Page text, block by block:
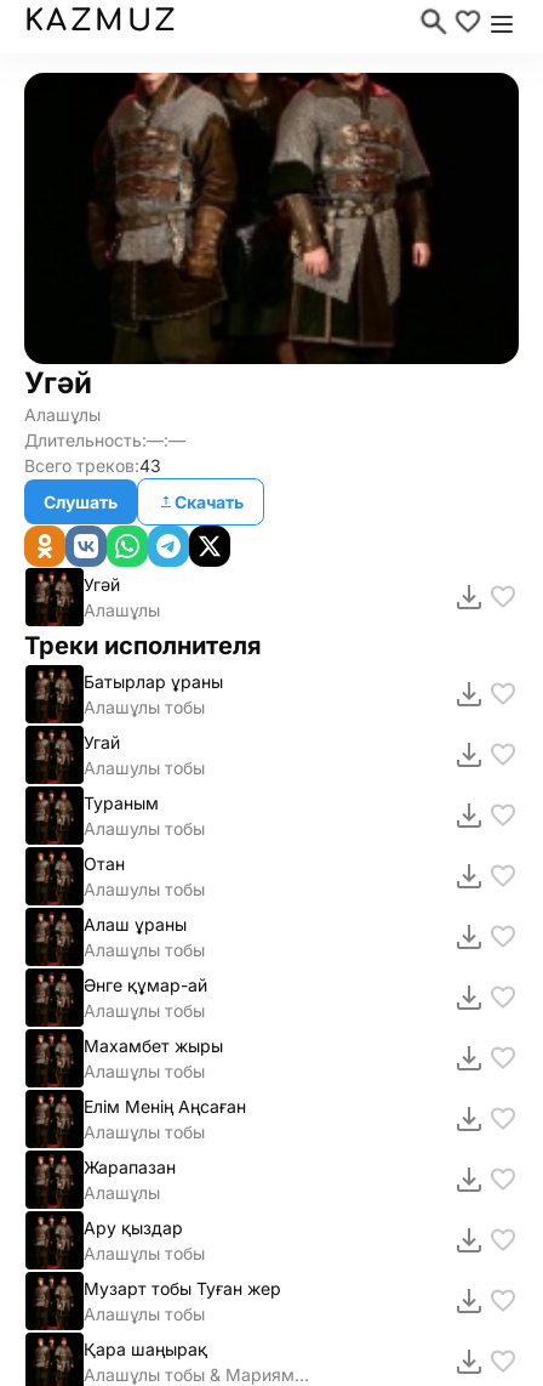
KAZMUZ
Угәй
Алашұлы
Длительность:—:—
Всего треков:43
Слушать
Скачать
Угәй
Алашұлы
Треки исполнителя
Батырлар ұраны
Алашұлы тобы
Угай
Алашулы тобы
Тураным
Алашулы тобы
Отан
Алашулы тобы
Алаш ұраны
Алашұлы тобы
Әнге құмар-ай
Алашұлы тобы
Махамбет жыры
Алашұлы тобы
Елім Менің Аңсаған
Алашұлы тобы
Жарапазан
Алашұлы
Ару қыздар
Алашұлы тобы
Музарт тобы Туған жер
Алашұлы тобы
Қара шаңырақ
Алашұлы тобы & Мариям Думанова